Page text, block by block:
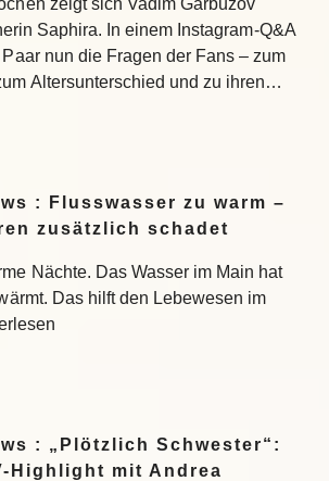
zeigt sich Vadim Garbuzov
Saphira. In einem Instagram-Q&A
nun die Fragen der Fans – zum
Altersunterschied und zu ihren…
: Flusswasser zu warm –
zusätzlich schadet
Nächte. Das Wasser im Main hat
Das hilft den Lebewesen im
: „Plötzlich Schwester“:
Highlight mit Andrea